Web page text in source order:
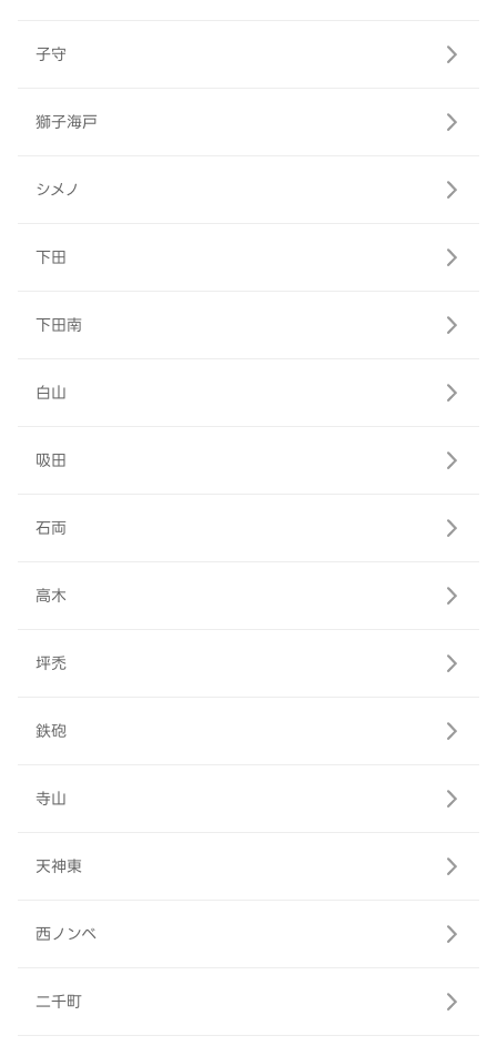
子守
獅子海戸
シメノ
下田
下田南
白山
吸田
石両
高木
坪禿
鉄砲
寺山
天神東
西ノンベ
二千町